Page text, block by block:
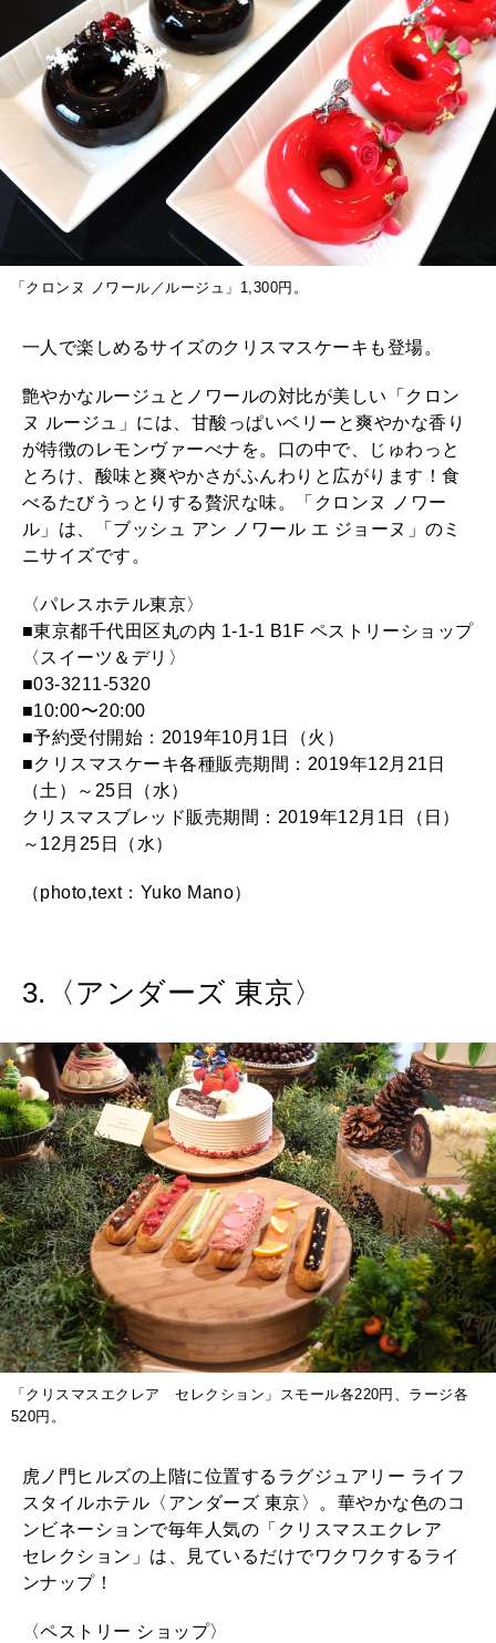
「クロンヌ ノワール／ルージュ」1,300円。
一人で楽しめるサイズのクリスマスケーキも登場。
艶やかなルージュとノワールの対比が美しい「クロン
ヌ ルージュ」には、甘酸っぱいベリーと爽やかな香り
が特徴のレモンヴァーべナを。口の中で、じゅわっと
とろけ、酸味と爽やかさがふんわりと広がります！食
べるたびうっとりする贅沢な味。「クロンヌ ノワー
ル」は、「ブッシュ アン ノワール エ ジョーヌ」のミ
ニサイズです。
〈パレスホテル東京〉
■東京都千代田区丸の内 1-1-1 B1F ペストリーショップ
〈スイーツ＆デリ〉
■03-3211-5320
■10:00〜20:00
■予約受付開始：2019年10月1日（火）
■クリスマスケーキ各種販売期間：2019年12月21日
（土）～25日（水）
クリスマスブレッド販売期間：2019年12月1日（日）
～12月25日（水）
（photo,text：Yuko Mano）
3.〈アンダーズ 東京〉
「クリスマスエクレア セレクション」スモール各220円、ラージ各
520円。
虎ノ門ヒルズの上階に位置するラグジュアリー ライフ
スタイルホテル〈アンダーズ 東京〉。華やかな色のコ
ンビネーションで毎年人気の「クリスマスエクレア
セレクション」は、見ているだけでワクワクするライ
ンナップ！
〈ペストリー ショップ〉